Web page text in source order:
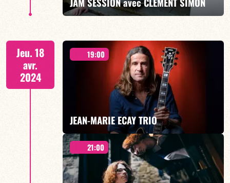
« BABY VORTEX » feat. Jean-Loup Siaut - 21H00
Jeu. 18
avr.
2024
19:00
JEAN-MARIE ECAY TRIO
ECAY/HUCHARD/REVEYRAND TRIO - 19H00
21:00